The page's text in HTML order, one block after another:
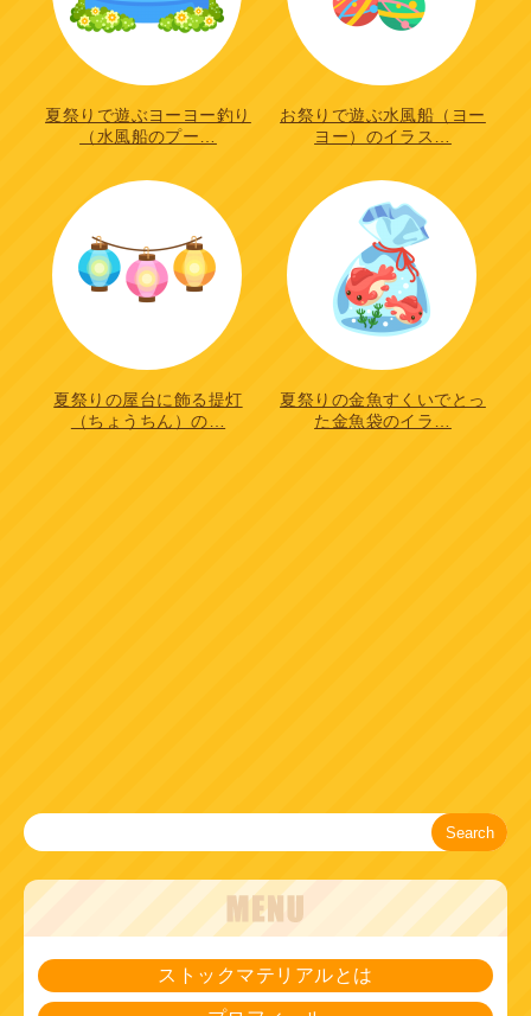
夏祭りで遊ぶヨーヨー釣り
（水風船のプー…
お祭りで遊ぶ水風船（ヨー
ヨー）のイラス…
夏祭りの屋台に飾る提灯
（ちょうちん）の…
夏祭りの金魚すくいでとっ
た金魚袋のイラ…
Search
ストックマテリアルとは